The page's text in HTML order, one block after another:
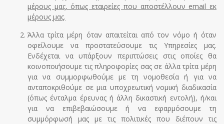
μέρους μας, όπως εταιρείες που αποστέλλουν email εκ
μέρους μας.
Άλλα τρίτα μέρη όταν απαιτείται από τον νόμο ή όταν
οφείλουμε να προστατεύσουμε τις Υπηρεσίες μας.
Ενδέχεται να υπάρξουν περιπτώσεις στις οποίες θα
κοινοποιήσουμε τις πληροφορίες σας σε άλλα τρίτα μέρη
για να συμμορφωθούμε με τη νομοθεσία ή για να
ανταποκριθούμε σε μια υποχρεωτική νομική διαδικασία
(όπως ένταλμα έρευνας ή άλλη δικαστική εντολή), ή/και
για να επιβεβαιώσουμε ή να εφαρμόσουμε τη
συμμόρφωσή μας με τις πολιτικές που διέπουν τις